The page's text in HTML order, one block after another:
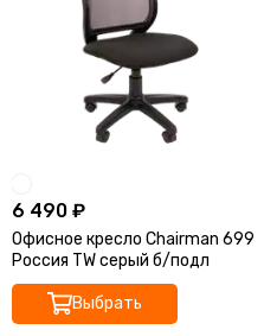
6 490 ₽
Офисное кресло Chairman 699
Россия TW серый б/подл
Выбрать